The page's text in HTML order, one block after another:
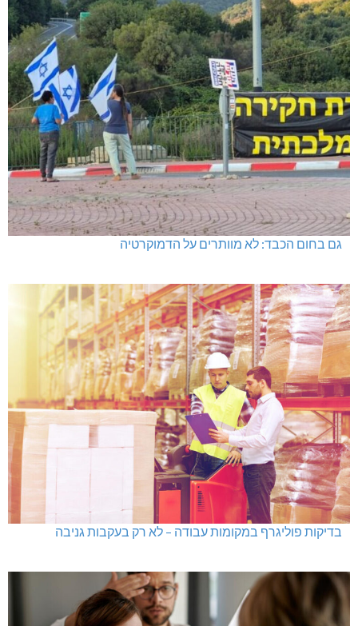
גם בחום הכבד: לא מוותרים על הדמוקרטיה
בדיקות פוליגרף במקומות עבודה – לא רק בעקבות גניבה